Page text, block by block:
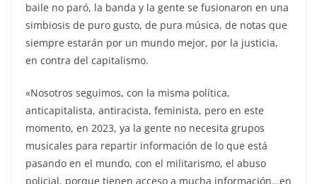
baile no paró, la banda y la gente se fusionaron en una
simbiosis de puro gusto, de pura música, de notas que
siempre estarán por un mundo mejor, por la justicia,
en contra del capitalismo.
«Nosotros seguimos, con la misma política,
anticapitalista, antiracista, feminista, pero en este
momento, en 2023, ya la gente no necesita grupos
musicales para repartir información de lo que está
pasando en el mundo, con el militarismo, el abuso
policial, porque tienen acceso a mucha información…en